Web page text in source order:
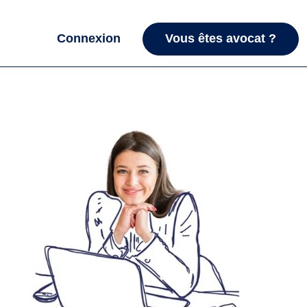
Connexion Vous êtes avocat ?